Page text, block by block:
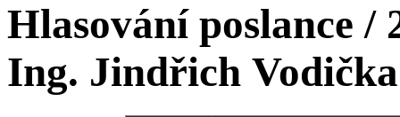
Hlasování poslance /
Ing. Jindřich Vodička